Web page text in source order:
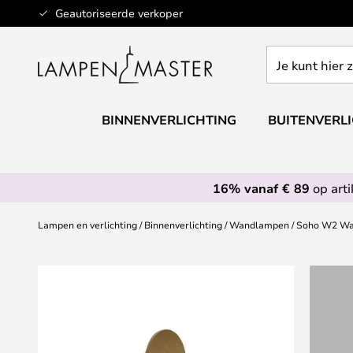
Geautoriseerde verkoper
Ga
naar
inhoud
kunt
zoeken
webwinkel
BINNENVERLICHTING
16% vanaf € 89 op
Lampen en verlichting Binnenverlichting Wandlampen Soho W2